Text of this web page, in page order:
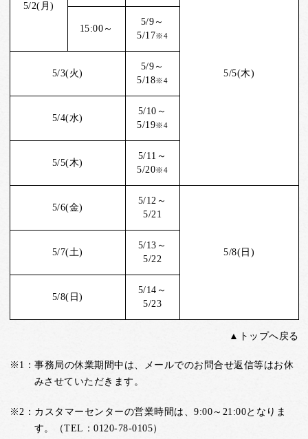
5/2(月)
5/5(木)
15:00～
5/9～
5/17※4
5/3(火)
5/9～
5/18※4
5/4(水)
5/10～
5/19※4
5/5(木)
5/11～
5/20※4
5/6(金)
5/12～
5/21
5/8(日)
5/7(土)
5/13～
5/22
5/8(日)
5/14～
5/23
▲トップへ戻る
※1：事務局の休業期間中は、メールでのお問合せ返信等はお休
みさせていただきます。
※2：カスタマーセンターの営業時間は、9:00～21:00となりま
す。（TEL：0120-78-0105）